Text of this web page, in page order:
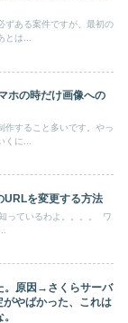
ずある案件ですが、最初の
とは...
ホの時だけ画像への
作すること多いです。やっ
に...
URLを変更する方法
っているわよ。。。。 ワ
。原因→さくらサーバ
がやばかった、これは